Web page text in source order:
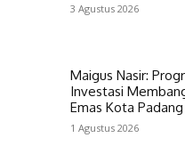
3 Agustus 2026
Maigus Nasir:
Investasi
Emas Kota Padang
1 Agustus 2026